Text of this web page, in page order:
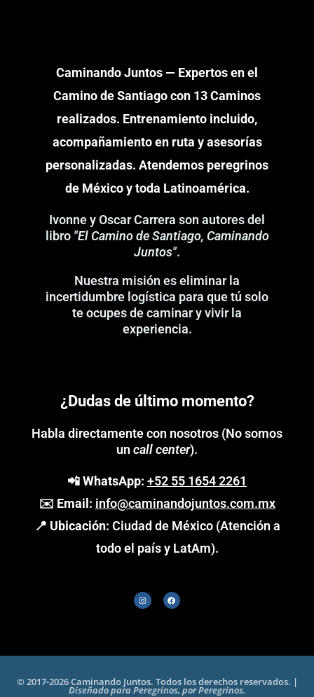
Caminando Juntos — Expertos en el
Camino de Santiago con 13 Caminos
realizados. Entrenamiento incluido,
acompañamiento en ruta y asesorías
personalizadas. Atendemos peregrinos
de México y toda Latinoamérica.
Ivonne y Oscar Carrera son autores del
libro "El Camino de Santiago, Caminando
Juntos".
Nuestra misión es eliminar la
incertidumbre logística para que tú solo
te ocupes de caminar y vivir la
experiencia.
¿Dudas de último momento?
Habla directamente con nosotros (No somos
un call center).
📲WhatsApp: +52 55 1654 2261
✉️ Email: info@caminandojuntos.com.mx
📍 Ubicación: Ciudad de México (Atención a
todo el país y LatAm).
© 2017-2026 Caminando Juntos. Todos los derechos reservados. |
Diseñado para Peregrinos, por Peregrinos.